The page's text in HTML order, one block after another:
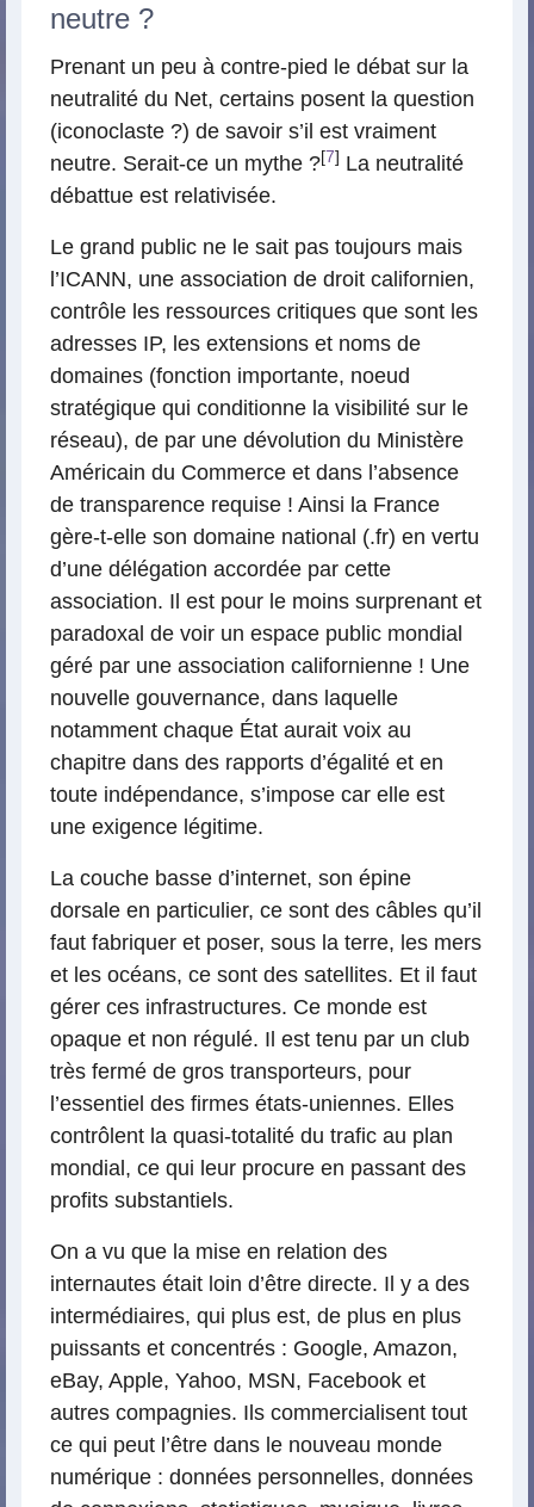
neutre ?
Prenant un peu à contre-pied le débat sur la
neutralité du Net, certains posent la question
(iconoclaste ?) de savoir s’il est vraiment
neutre. Serait-ce un mythe ?[7] La neutralité
débattue est relativisée.
Le grand public ne le sait pas toujours mais
l’ICANN, une association de droit californien,
contrôle les ressources critiques que sont les
adresses IP, les extensions et noms de
domaines (fonction importante, noeud
stratégique qui conditionne la visibilité sur le
réseau), de par une dévolution du Ministère
Américain du Commerce et dans l’absence
de transparence requise ! Ainsi la France
gère-t-elle son domaine national (.fr) en vertu
d’une délégation accordée par cette
association. Il est pour le moins surprenant et
paradoxal de voir un espace public mondial
géré par une association californienne ! Une
nouvelle gouvernance, dans laquelle
notamment chaque État aurait voix au
chapitre dans des rapports d’égalité et en
toute indépendance, s’impose car elle est
une exigence légitime.
La couche basse d’internet, son épine
dorsale en particulier, ce sont des câbles qu’il
faut fabriquer et poser, sous la terre, les mers
et les océans, ce sont des satellites. Et il faut
gérer ces infrastructures. Ce monde est
opaque et non régulé. Il est tenu par un club
très fermé de gros transporteurs, pour
l’essentiel des firmes états-uniennes. Elles
contrôlent la quasi-totalité du trafic au plan
mondial, ce qui leur procure en passant des
profits substantiels.
On a vu que la mise en relation des
internautes était loin d’être directe. Il y a des
intermédiaires, qui plus est, de plus en plus
puissants et concentrés : Google, Amazon,
eBay, Apple, Yahoo, MSN, Facebook et
autres compagnies. Ils commercialisent tout
ce qui peut l’être dans le nouveau monde
numérique : données personnelles, données